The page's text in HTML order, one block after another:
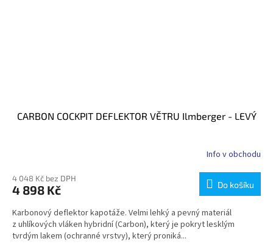
CARBON COCKPIT DEFLEKTOR VĚTRU Ilmberger - LEVÝ
Info v obchodu
4 048 Kč bez DPH
4 898 Kč Do košíku
Karbonový deflektor kapotáže. Velmi lehký a pevný materiál
z uhlíkových vláken hybridní (Carbon), který je pokryt lesklým
tvrdým lakem (ochranné vrstvy), který proniká...